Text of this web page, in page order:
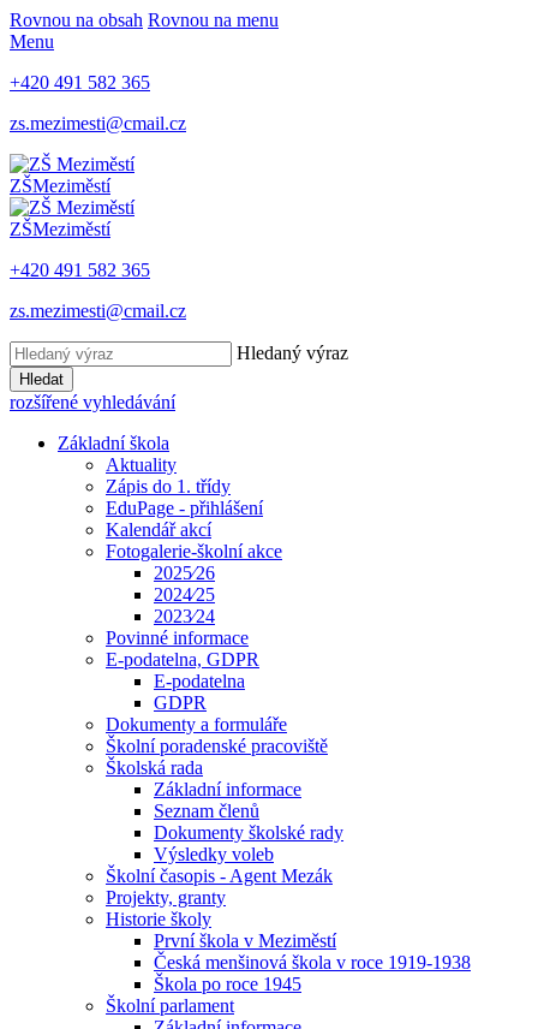
Rovnou na obsah Rovnou na menu
Menu
+420 491 582 365
zs.mezimesti@cmail.cz
ZŠMeziměstí
ZŠMeziměstí
+420 491 582 365
zs.mezimesti@cmail.cz
Hledaný výraz
Hledat
rozšířené vyhledávání
Základní škola
Aktuality
Zápis do 1. třídy
EduPage - přihlášení
Kalendář akcí
Fotogalerie-školní akce
2025⁄26
2024⁄25
2023⁄24
Povinné informace
E-podatelna, GDPR
E-podatelna
GDPR
Dokumenty a formuláře
Školní poradenské pracoviště
Školská rada
Základní informace
Seznam členů
Dokumenty školské rady
Výsledky voleb
Školní časopis - Agent Mezák
Projekty, granty
Historie školy
První škola v Meziměstí
Česká menšinová škola v roce 1919-1938
Škola po roce 1945
Školní parlament